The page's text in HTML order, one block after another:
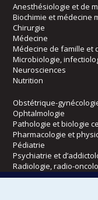
Anesthésiologie et de
Biochimie et médecine
Chirurgie
Médecine
Médecine de famille et
Microbiologie,
Neurosciences
Nutrition
Obstétrique-
Ophtalmologie
Pathologie et biologie
Pharmacologie et
Pédiatrie
Psychiatrie et
Radiologie, radio-